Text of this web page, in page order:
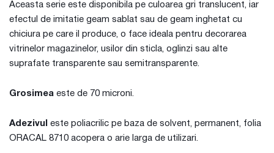
Aceasta serie este disponibila pe culoarea gri translucent, iar
efectul de imitatie geam sablat sau de geam inghetat cu
chiciura pe care il produce, o face ideala pentru decorarea
vitrinelor magazinelor, usilor din sticla, oglinzi sau alte
suprafate transparente sau semitransparente.
Grosimea este de 70 microni.
Adezivul este poliacrilic pe baza de solvent, permanent, folia
ORACAL 8710 acopera o arie larga de utilizari.